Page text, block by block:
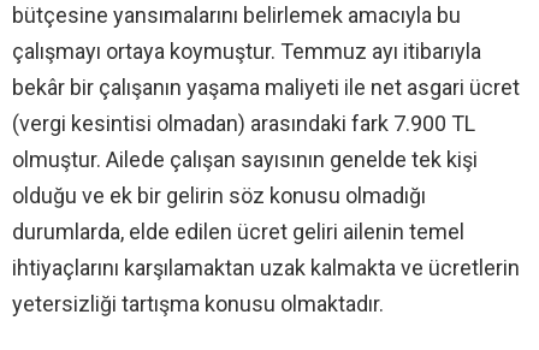
bütçesine yansımalarını belirlemek amacıyla bu
çalışmayı ortaya koymuştur. Temmuz ayı itibarıyla
bekâr bir çalışanın yaşama maliyeti ile net asgari ücret
(vergi kesintisi olmadan) arasındaki fark 7.900 TL
olmuştur. Ailede çalışan sayısının genelde tek kişi
olduğu ve ek bir gelirin söz konusu olmadığı
durumlarda, elde edilen ücret geliri ailenin temel
ihtiyaçlarını karşılamaktan uzak kalmakta ve ücretlerin
yetersizliği tartışma konusu olmaktadır.